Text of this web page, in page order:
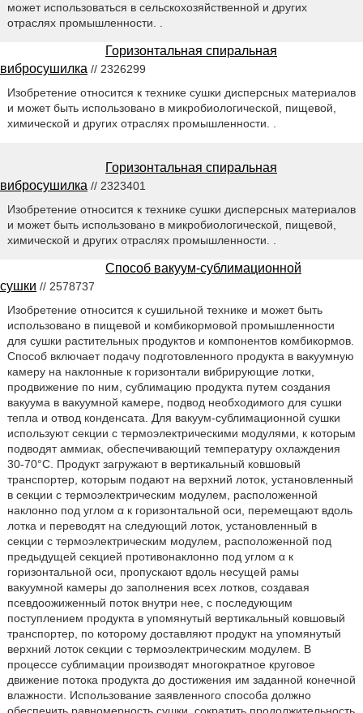
может использоваться в сельскохозяйственной и других
отраслях промышленности. .
Горизонтальная спиральная
вибросушилка // 2326299
Изобретение относится к технике сушки дисперсных материалов
и может быть использовано в микробиологической, пищевой,
химической и других отраслях промышленности. .
Горизонтальная спиральная
вибросушилка // 2323401
Изобретение относится к технике сушки дисперсных материалов
и может быть использовано в микробиологической, пищевой,
химической и других отраслях промышленности. .
Способ вакуум-сублимационной
сушки // 2578737
Изобретение относится к сушильной технике и может быть
использовано в пищевой и комбикормовой промышленности
для сушки растительных продуктов и компонентов комбикормов.
Способ включает подачу подготовленного продукта в вакуумную
камеру на наклонные к горизонтали вибрирующие лотки,
продвижение по ним, сублимацию продукта путем создания
вакуума в вакуумной камере, подвод необходимого для сушки
тепла и отвод конденсата. Для вакуум-сублимационной сушки
используют секции с термоэлектрическими модулями, к которым
подводят аммиак, обеспечивающий температуру охлаждения
30-70°C. Продукт загружают в вертикальный ковшовый
транспортер, которым подают на верхний лоток, установленный
в секции с термоэлектрическим модулем, расположенной
наклонно под углом α к горизонтальной оси, перемещают вдоль
лотка и переводят на следующий лоток, установленный в
секции с термоэлектрическим модулем, расположенной под
предыдущей секцией противонаклонно под углом α к
горизонтальной оси, пропускают вдоль несущей рамы
вакуумной камеры до заполнения всех лотков, создавая
псевдоожиженный поток внутри нее, с последующим
поступлением продукта в упомянутый вертикальный ковшовый
транспортер, по которому доставляют продукт на упомянутый
верхний лоток секции с термоэлектрическим модулем. В
процессе сублимации производят многократное круговое
движение потока продукта до достижения им заданной конечной
влажности. Использование заявленного способа должно